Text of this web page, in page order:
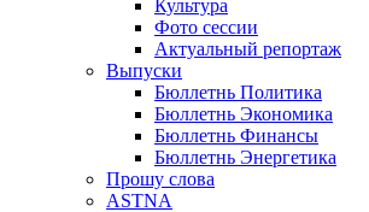
Культура
Фото сессии
Актуальный репортаж
Выпуски
Бюллетнь Политика
Бюллетнь Экономика
Бюллетнь Финансы
Бюллетнь Энергетика
Прошу слова
ASTNA